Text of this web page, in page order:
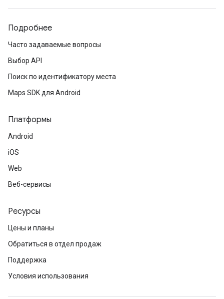
Подробнее
Часто задаваемые вопросы
Выбор API
Поиск по идентификатору места
Maps SDK для Android
Платформы
Android
iOS
Web
Веб-сервисы
Ресурсы
Цены и планы
Обратиться в отдел продаж
Поддержка
Условия использования